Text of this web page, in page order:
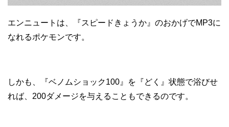
エンニュートは、『スピードきょうか』のおかげでMP3に
なれるポケモンです。
しかも、『ベノムショック100』を『どく』状態で浴びせ
れば、200ダメージを与えることもできるのです。